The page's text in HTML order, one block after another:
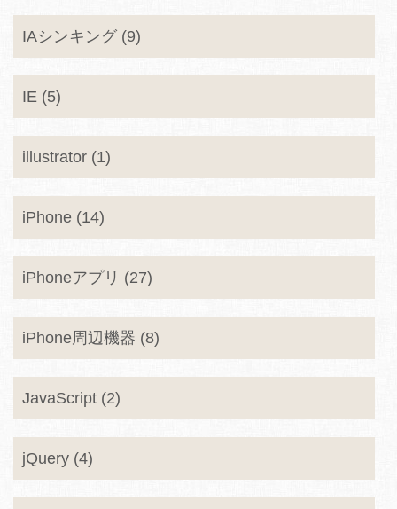
IAシンキング (9)
IE (5)
illustrator (1)
iPhone (14)
iPhoneアプリ (27)
iPhone周辺機器 (8)
JavaScript (2)
jQuery (4)